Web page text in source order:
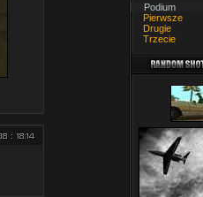
Podium
Pierwsze
Drugie
Trzecie